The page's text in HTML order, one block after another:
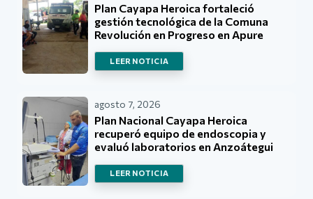
Plan Cayapa Heroica fortaleció
gestión tecnológica de la Comuna
Revolución en Progreso en Apure
LEER NOTICIA
agosto 7, 2026
Plan Nacional Cayapa Heroica
recuperó equipo de endoscopia y
evaluó laboratorios en Anzoátegui
LEER NOTICIA